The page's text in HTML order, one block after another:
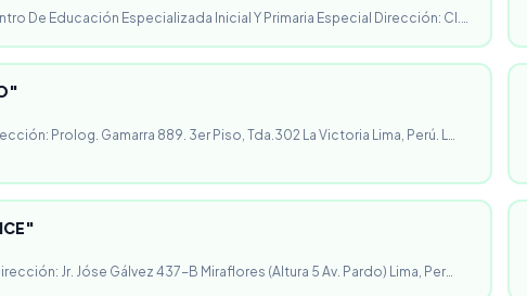
De Educación Especializada Inicial Y Primaria Especial Dirección: Cl.…
Prolog. Gamarra 889. 3er Piso, Tda.302 La Victoria Lima, Perú. L…
Jr. Jóse Gálvez 437-B Miraflores (Altura 5 Av. Pardo) Lima, Per…